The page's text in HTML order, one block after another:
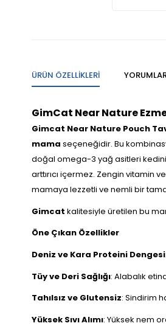
ÜRÜN ÖZELLIKLERI
GimCat Near Nature
Gimcat Near Nature Pouch
mama seçeneğidir. Bu
doğal omega-3 yağ asitleri
arttırıcı içermez. Zengin vitamin
mamaya lezzetli ve nemli bir
Gimcat kalitesiyle üretilen bu
Öne Çıkan Özellikler
Deniz ve Kara Proteini Dengesi
Tüy ve Deri Sağlığı: Alabalık
Tahılsız ve Glutensiz: Sindirim
Yüksek Sıvı Alımı: Yüksek nem